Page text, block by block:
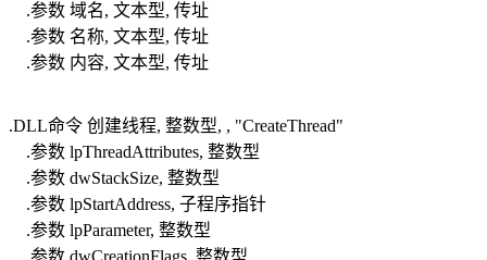
.参数 域名, 文本型, 传址
.参数 名称, 文本型, 传址
.参数 内容, 文本型, 传址
.DLL命令 创建线程, 整数型, , "CreateThread"
.参数 lpThreadAttributes, 整数型
.参数 dwStackSize, 整数型
.参数 lpStartAddress, 子程序指针
.参数 lpParameter, 整数型
.参数 dwCreationFlags, 整数型